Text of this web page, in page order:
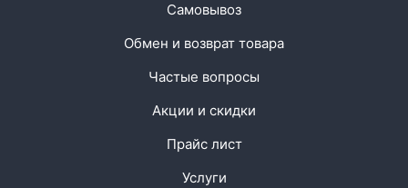
Самовывоз
Обмен и возврат товара
Частые вопросы
Акции и скидки
Прайс лист
Услуги